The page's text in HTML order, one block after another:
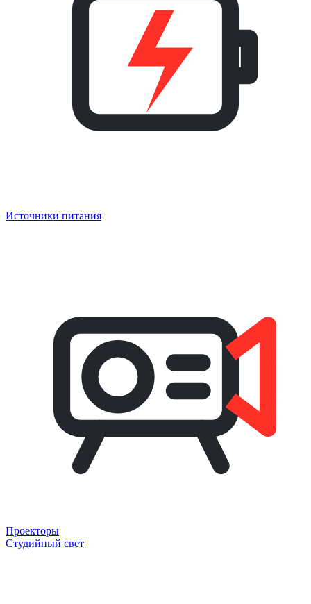
Источники питания
Проекторы
Студийный свет